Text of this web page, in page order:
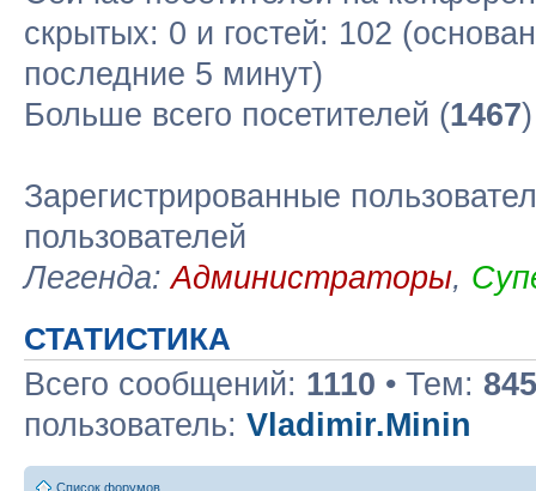
скрытых: 0 и гостей: 102
последние 5 минут)
Больше всего посетителей (1467
Зарегистрированные
пользователей
Легенда:Администраторы,
СТАТИСТИКА
Всего сообщений: 1110 • Тем: 845
пользователь: Vladimir.Minin
Список форумов